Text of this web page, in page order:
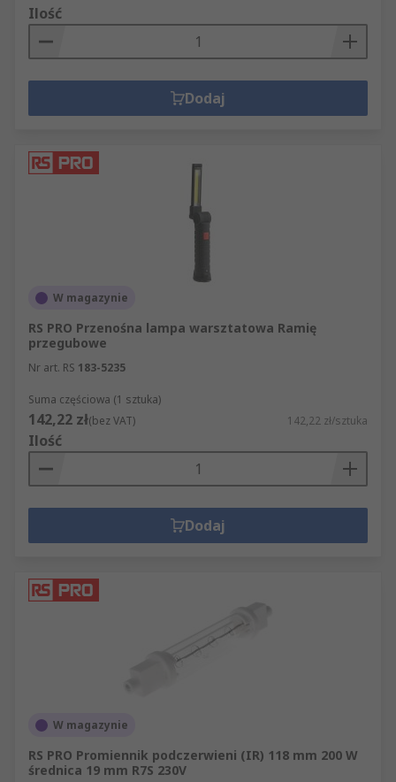
Ilość
Dodaj
W magazynie
RS PRO Przenośna lampa warsztatowa Ramię
przegubowe
Nr art. RS 183-5235
Suma częściowa (1 sztuka)
142,22 zł(bez VAT) 142,22 zł/sztuka
Ilość
Dodaj
W magazynie
RS PRO Promiennik podczerwieni (IR) 118 mm 200 W
średnica 19 mm R7S 230V